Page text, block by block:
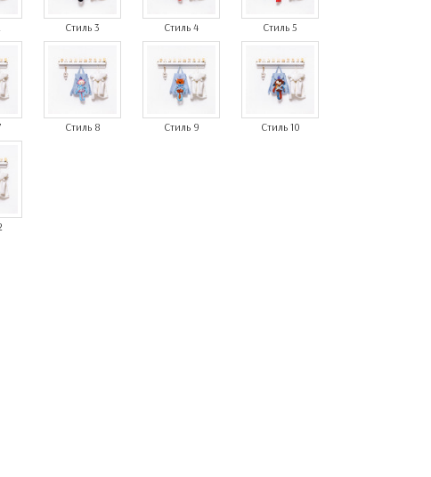
Стиль 3 Стиль 4 Стиль 5
Стиль 8 Стиль 9 Стиль 10